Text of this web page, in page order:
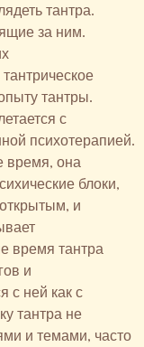
тантра.
за ним.
тантры.
с
психотерапией.
время, она
блоки,
и
время тантра
и
с ней как с
тантра не
и темами, часто